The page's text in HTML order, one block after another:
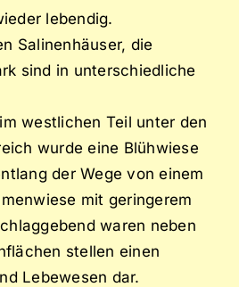
lebendig.
Salinenhäuser, die
sind in unterschiedliche
westlichen Teil unter den
wurde eine Blühwiese
der Wege von einem
mit geringerem
waren neben
stellen einen
Lebewesen dar.